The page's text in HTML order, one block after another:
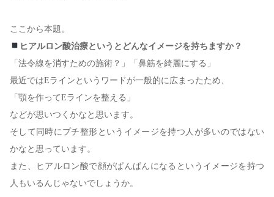
ここから本題。
ヒアルロン酸治療というとどんなイメージを持ちますか？
「法令線を消すための施術？」「鼻筋を綺麗にする」
最近ではEラインというワードが一般的に広まったため、
「顎を作ってEラインを整える」
などが思いつくかなと思います。
そして同時にプチ整形というイメージを持つ人が多いのではない
かなと思っています。
また、ヒアルロン酸で顔がぱんぱんになるというイメージを持つ
人もいるんじゃないでしょうか。